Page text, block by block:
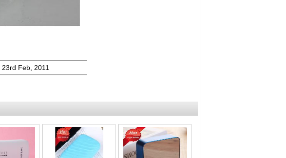
23rd Feb, 2011